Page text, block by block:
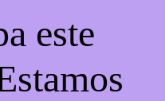
este